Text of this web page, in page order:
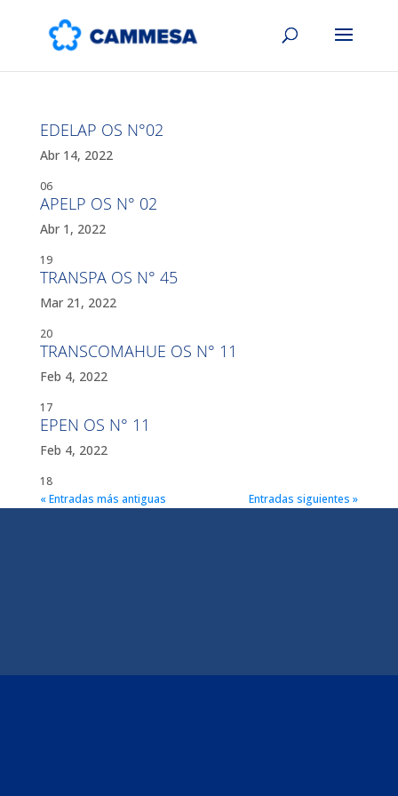
EDELAP OS N°02
Abr 14, 2022
06
APELP OS N° 02
Abr 1, 2022
19
TRANSPA OS N° 45
Mar 21, 2022
20
TRANSCOMAHUE OS N° 11
Feb 4, 2022
17
EPEN OS N° 11
Feb 4, 2022
18
« Entradas más antiguas
Entradas siguientes »